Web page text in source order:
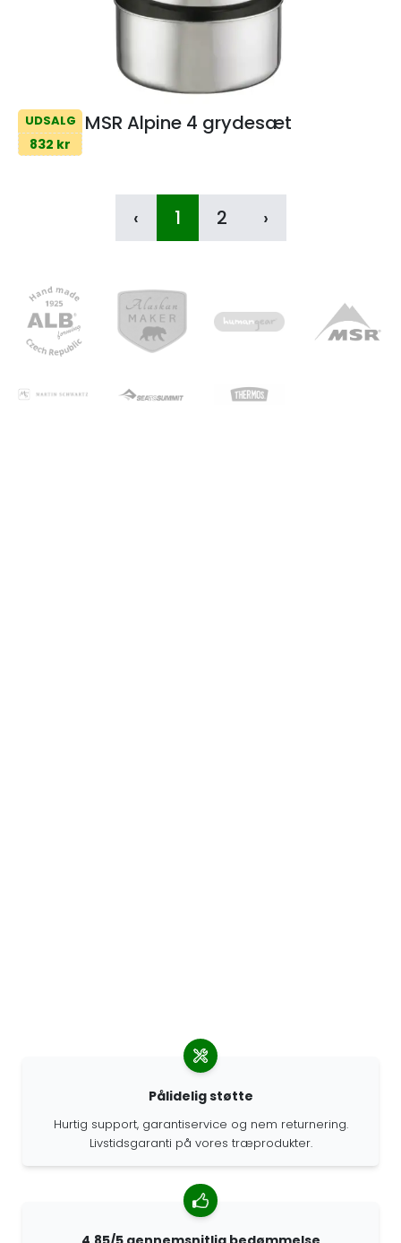
UDSALG
832 kr
MSR Alpine 4 grydesæt
‹ 1 2 ›
Pålidelig støtte
Hurtig support, garantiservice og nem returnering.
Livstidsgaranti på vores træprodukter.